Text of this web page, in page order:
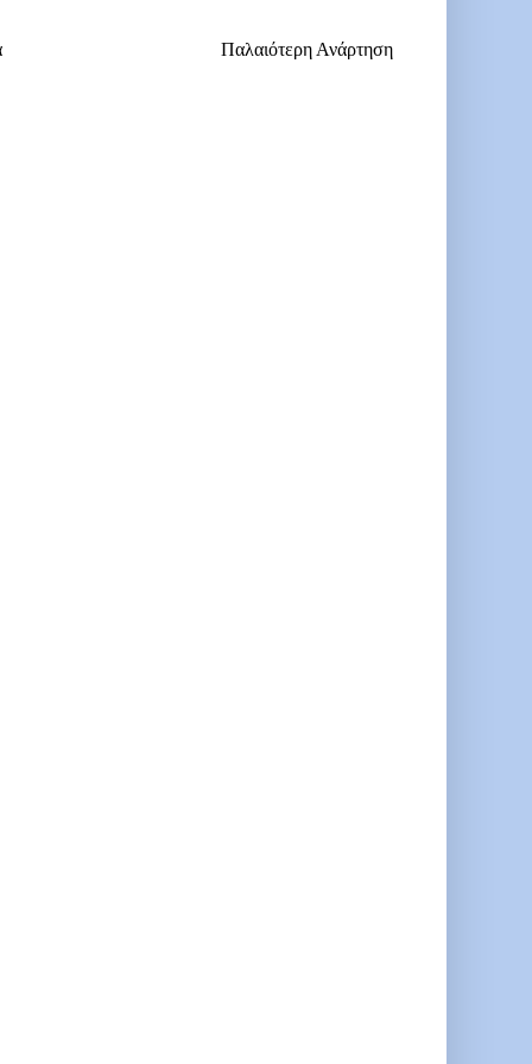
Παλαιότερη Ανάρτηση